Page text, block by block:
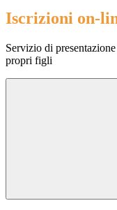
Iscrizioni on-
Servizio di
propri figli